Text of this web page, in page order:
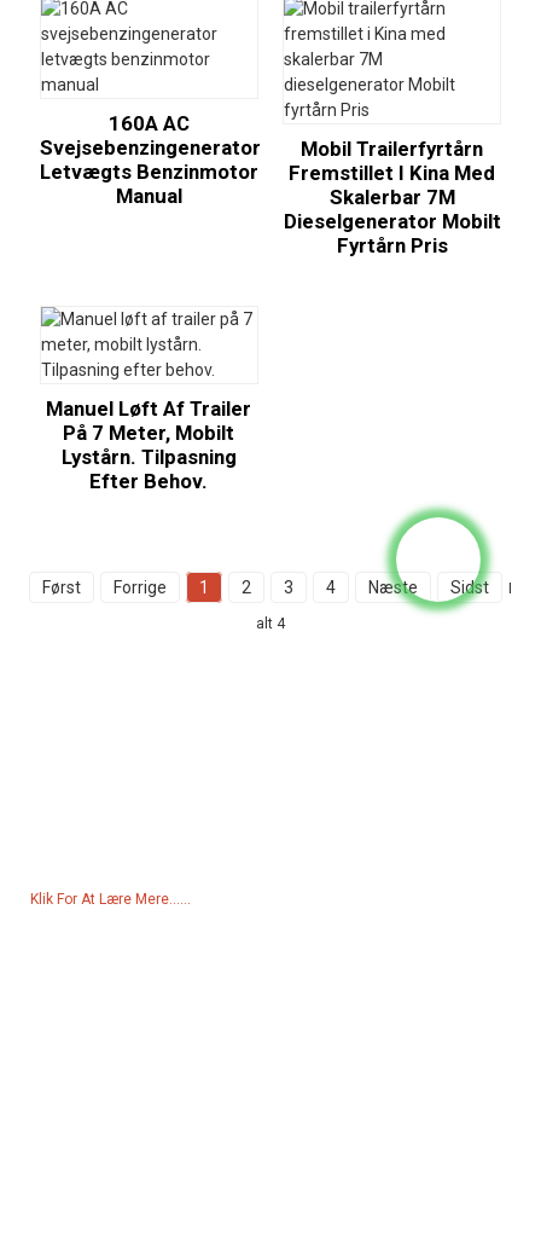
160A AC
Svejsebenzingenerator
Letvægts Benzinmotor
Manual
Mobil Trailerfyrtårn
Fremstillet I Kina Med
Skalerbar 7M
Dieselgenerator Mobilt
Fyrtårn Pris
Manuel Løft Af Trailer
På 7 Meter, Mobilt
Lystårn. Tilpasning
Efter Behov.
Først Forrige 1 2 3 4 Næste Sidst
alt 4
Klik For At Lære Mere......